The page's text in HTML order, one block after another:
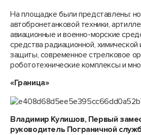
На площадке были представлены:
автобронетанковой техники,
авиационные и военно-морские
средства радиационной, химической
защиты, современное стрелковое
робототехнические комплексы и
«Граница»
Владимир Кулишов, Первый
руководитель Пограничной